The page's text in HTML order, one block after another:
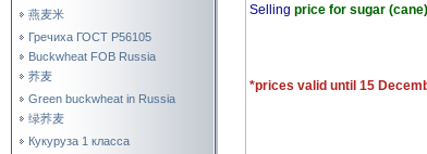
燕麦米
Гречиха ГОСТ Р56105
Buckwheat FOB Russia
荞麦
Green buckwheat in Russia
绿荞麦
Кукуруза 1 класса
Selling price for sugar (cane)
*prices valid until 15